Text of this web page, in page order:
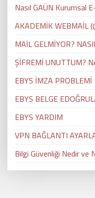
Nasıl GAÜN Kurumsal
AKADEMİK WEBMAİL
MAİL GELMİYOR?
ŞİFREMİ UNUTTUM?
EBYS İMZA PROBLEMİ
EBYS BELGE
EBYS YARDIM
VPN BAĞLANTI
Bilgi Güvenliği Nedir ve